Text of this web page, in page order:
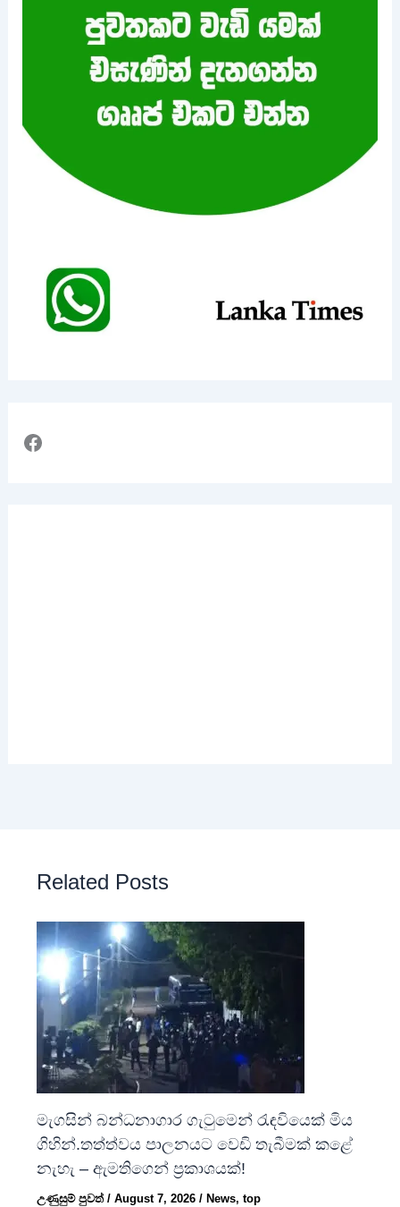
Related Posts
මැගසින් බන්ධනාගාර ගැටුමෙන් රැඳවියෙක් මිය
ගිහින්.තත්ත්වය පාලනයට වෙඩි තැබීමක් කළේ
නැහැ – ඇමතිගෙන් ප්‍රකාශයක්!
උණුසුම් පුවත්/August 7, 2026/ News,top